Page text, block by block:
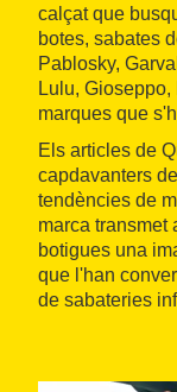
calçat que
botes, sabates
Pablosky,
Lulu,
marques que
Els articles de
capdavanters
tendències de
marca transmet
botigues una
que l'han
de sabateries